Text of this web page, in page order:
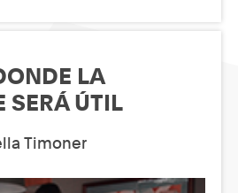
LA
SERÁ ÚTIL
Timoner